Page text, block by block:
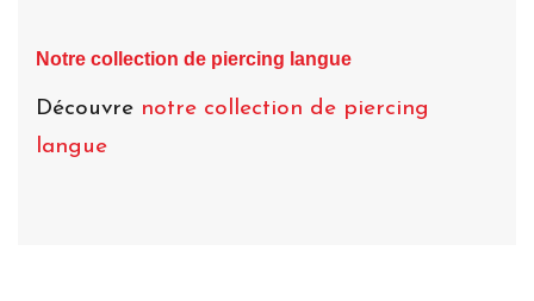
Notre collection de piercing langue
Découvre notre collection de piercing
langue